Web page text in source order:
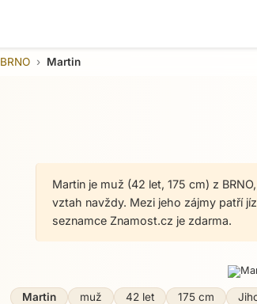
BRNO Martin
Martin je muž (42 let, 175 cm) z
vztah navždy. Mezi jeho zájmy patří
seznamce Znamost.cz je zdarma.
Martin muž 42 let 175 cm